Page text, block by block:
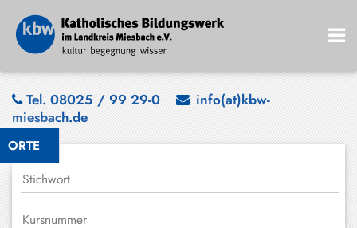
ORTE
Tel. 08025 / 99 29-0
info(at)kbw-
miesbach.de
Bad
Wiessee
Bayrischzell
Darching
Elbach